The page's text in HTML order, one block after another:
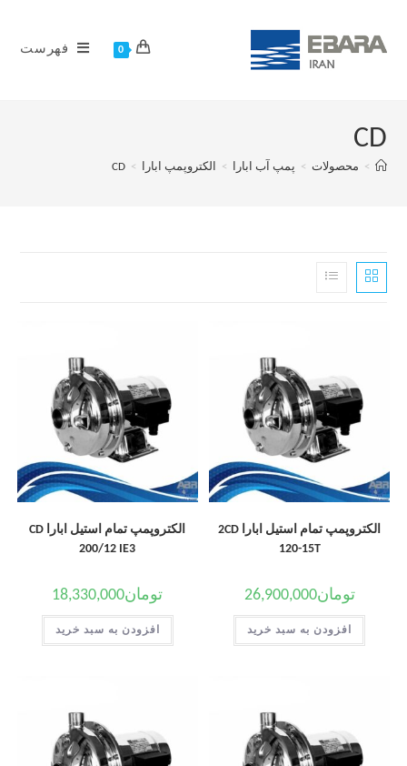
0 فهرست
CD
> محصولات > پمپ آب ابارا > الکتروپمپ ابارا >
CD
الکتروپمپ تمام استیل ابارا 2CD
120-15T
تومان26,900,000
افزودن به سبد خرید
الکتروپمپ تمام استیل ابارا CD
200/12 IE3
تومان18,330,000
افزودن به سبد خرید